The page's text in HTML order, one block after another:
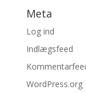
Meta
Log ind
Indlægsfeed
WordPress.org